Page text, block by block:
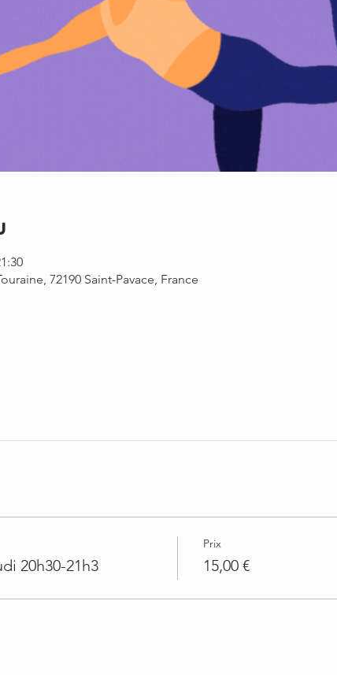
72190 Saint-Pavace, France
20h30-21h3
Prix
15,00 €